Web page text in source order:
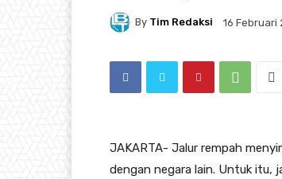
By Tim Redaksi 16 Februari
JAKARTA- Jalur rempah
dengan negara lain. Untuk itu,